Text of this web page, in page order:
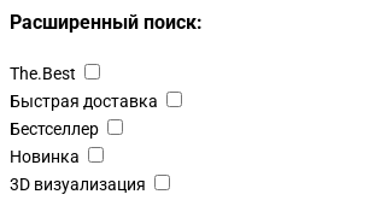
Расширенный поиск:
The.Best
Быстрая доставка
Бестселлер
Новинка
3D визуализация